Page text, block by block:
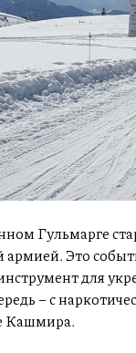
Гульмарге
Это
для
– с
Кашмира.